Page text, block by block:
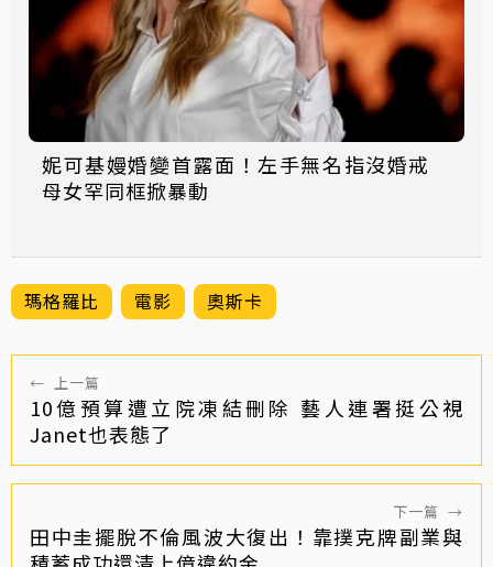
妮可基嫚婚變首露面！左手無名指沒婚戒
母女罕同框掀暴動
瑪格羅比 電影 奧斯卡
← 上一篇
10億預算遭立院凍結刪除 藝人連署挺公視
Janet也表態了
下一篇 →
田中圭擺脫不倫風波大復出！靠撲克牌副業與